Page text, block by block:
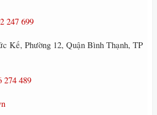
247 699
Kế, Phường 12, Quận Bình Thạnh, TP
274 489